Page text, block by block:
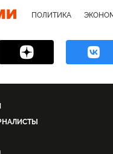
ПОЛИТИКА